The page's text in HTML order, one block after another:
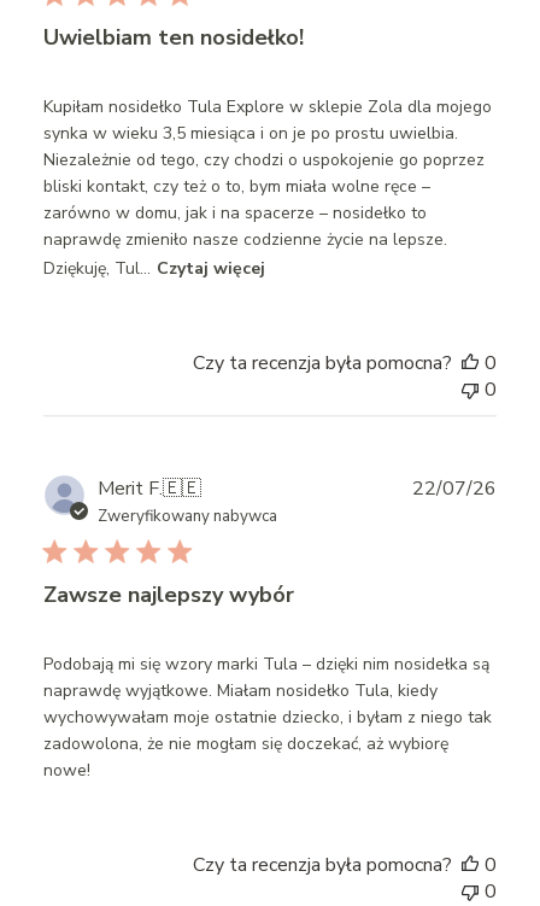
Uwielbiam ten nosidełko!
Kupiłam nosidełko Tula Explore w sklepie Zola dla mojego
synka w wieku 3,5 miesiąca i on je po prostu uwielbia.
Niezależnie od tego, czy chodzi o uspokojenie go poprzez
bliski kontakt, czy też o to, bym miała wolne ręce –
zarówno w domu, jak i na spacerze – nosidełko to
naprawdę zmieniło nasze codzienne życie na lepsze.
Dziękuję, Tul... Czytaj więcej
Czy ta recenzja była pomocna?
0
0
Merit F.🇪🇪
Zweryfikowany nabywca
Zawsze najlepszy wybór
Podobają mi się wzory marki Tula – dzięki nim nosidełka są
naprawdę wyjątkowe. Miałam nosidełko Tula, kiedy
wychowywałam moje ostatnie dziecko, i byłam z niego tak
zadowolona, że nie mogłam się doczekać, aż wybiorę
nowe!
22/07/26
Czy ta recenzja była pomocna?
0
0